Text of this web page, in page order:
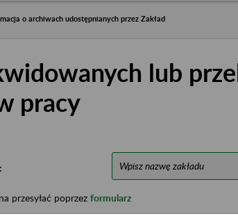
o archiwach udostępnianych przez Zakład
lub
pracy
przesyłać poprzez formularz